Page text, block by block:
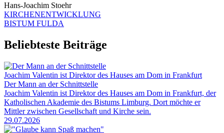
Hans-Joachim Stoehr
KIRCHENENTWICKLUNG
BISTUM FULDA
Beliebteste Beiträge
Joachim Valentin ist Direktor des Hauses am Dom in Frankfurt
Der Mann an der Schnittstelle
Joachim Valentin ist Direktor des Hauses am Dom in Frankfurt, der
Katholischen Akademie des Bistums Limburg. Dort möchte er
Mittler zwischen Gesellschaft und Kirche sein.
29.07.2026